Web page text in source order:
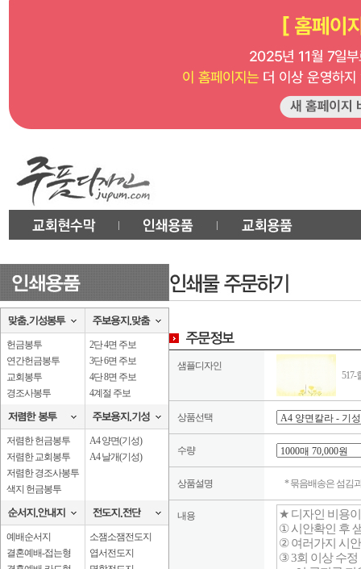
헌금봉투
연간헌금봉투
교회봉투
경조사봉투
저렴한 헌금봉투
저렴한 교회봉투
저렴한 경조사봉투
색지 헌금봉투
예배순서지
결혼예배-접는형
2단 4면 주보
3단 6면 주보
4단 8면 주보
4계절 주보
A4 양면(기성)
A4 날개(기성)
소잼소잼전도지
엽서전도지
샘플디자인
517-
상품선택
수량
상품설명 * 묶음배송은 섬김
내용